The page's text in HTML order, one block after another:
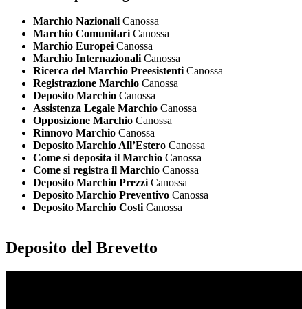
Marchio Nazionali Canossa
Marchio Comunitari Canossa
Marchio Europei Canossa
Marchio Internazionali Canossa
Ricerca del Marchio Preesistenti Canossa
Registrazione Marchio Canossa
Deposito Marchio Canossa
Assistenza Legale Marchio Canossa
Opposizione Marchio Canossa
Rinnovo Marchio Canossa
Deposito Marchio All’Estero Canossa
Come si deposita il Marchio Canossa
Come si registra il Marchio Canossa
Deposito Marchio Prezzi Canossa
Deposito Marchio Preventivo Canossa
Deposito Marchio Costi Canossa
Deposito del Brevetto